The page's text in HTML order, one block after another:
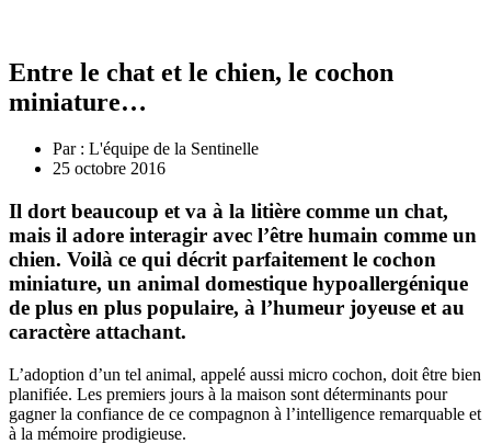
Entre le chat et le chien, le cochon
miniature…
Par : L'équipe de la Sentinelle
25 octobre 2016
Il dort beaucoup et va à la litière comme un chat,
mais il adore interagir avec l’être humain comme un
chien. Voilà ce qui décrit parfaitement le cochon
miniature, un animal domestique hypoallergénique
de plus en plus populaire, à l’humeur joyeuse et au
caractère attachant.
L’adoption d’un tel animal, appelé aussi micro cochon, doit être bien
planifiée. Les premiers jours à la maison sont déterminants pour
gagner la confiance de ce compagnon à l’intelligence remarquable et
à la mémoire prodigieuse.